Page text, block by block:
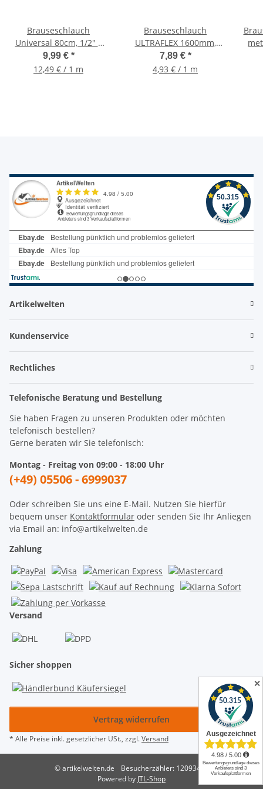
Brauseschlauch
Universal 80cm, 1/2" x
1/2", Metall
Duschschlauch, doppelt
9,99 € *
12,49 € / 1 m
Brauseschlauch
ULTRAFLEX 1600mm,
1/2" Konus x 1/2"
Überwurf
7,89 € *
4,93 € / 1 m
Artikelwelten
Kundenservice
Rechtliches
Telefonische Beratung und Bestellung
Sie haben Fragen zu unseren Produkten oder möchten
telefonisch bestellen?
Gerne beraten wir Sie telefonisch:
Montag - Freitag von 09:00 - 18:00 Uhr
(+49) 05506 - 6999037
Oder schreiben Sie uns eine E-Mail. Nutzen Sie hierfür
bequem unser Kontaktformular oder senden Sie Ihr Anliegen
via Email an: info@artikelwelten.de
Zahlung
Versand
Sicher shoppen
Vertrag widerrufen
* Alle Preise inkl. gesetzlicher USt., zzgl.Versand
© artikelwelten.de
Besucherzähler: 12093427
Powered by JTL-Shop
✕